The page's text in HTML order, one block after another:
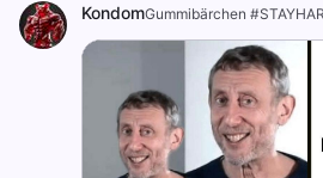
Kondom